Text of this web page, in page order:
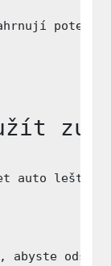
auto
abyste